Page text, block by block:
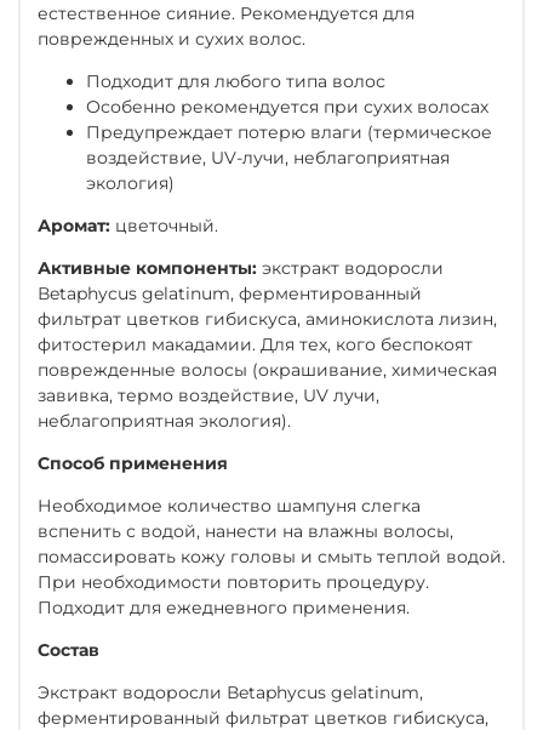
естественное сияние. Рекомендуется для
поврежденных и сухих волос.
Подходит для любого типа волос
Особенно рекомендуется при сухих волосах
Предупреждает потерю влаги (термическое
воздействие, UV-лучи, неблагоприятная
экология)
Аромат: цветочный.
Активные компоненты: экстракт водоросли
Вetaphycus gelatinum, ферментированный
фильтрат цветков гибискуса, аминокислота лизин,
фитостерил макадамии. Для тех, кого беспокоят
поврежденные волосы (окрашивание, химическая
завивка, термо воздействие, UV лучи,
неблагоприятная экология).
Способ применения
Необходимое количество шампуня слегка
вспенить с водой, нанести на влажны волосы,
помассировать кожу головы и смыть теплой водой.
При необходимости повторить процедуру.
Подходит для ежедневного применения.
Состав
Экстракт водоросли Вetaphycus gelatinum,
ферментированный фильтрат цветков гибискуса,